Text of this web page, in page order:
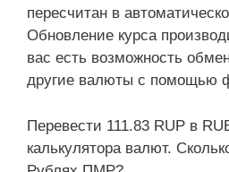
пересчитан в
Обновление курса
вас есть возможность
другие валюты с помощью
Перевести 111.83 RUP в
калькулятора валют.